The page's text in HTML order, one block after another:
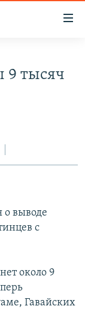
9 тысяч
о выводе
с
около 9
Гавайских